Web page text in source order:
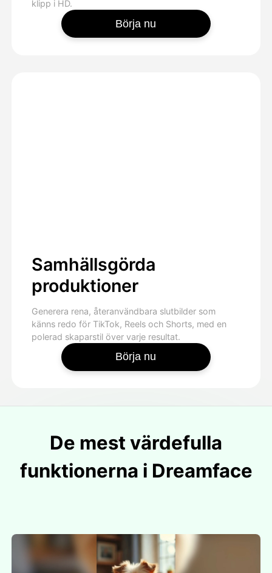
klipp i HD.
Börja nu
Samhällsgörda
produktioner
Generera rena, återanvändbara slutbilder som
känns redo för TikTok, Reels och Shorts, med en
polerad skaparstil över varje resultat.
Börja nu
De mest värdefulla
funktionerna i Dreamface